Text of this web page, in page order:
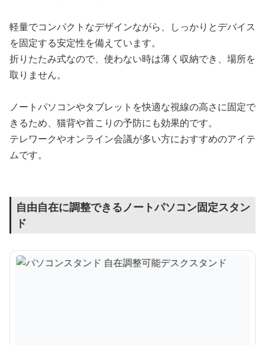
軽量でコンパクトなデザインながら、しっかりとデバイス
を固定する安定性を備えています。
折りたたみ式なので、使わない時は薄く収納でき、場所を
取りません。
ノートパソコンやタブレットを快適な視線の高さに固定で
きるため、猫背や首こりの予防にも効果的です。
テレワークやオンライン会議が多い方におすすめのアイテ
ムです。
自由自在に調整できるノートパソコン固定スタン
ド